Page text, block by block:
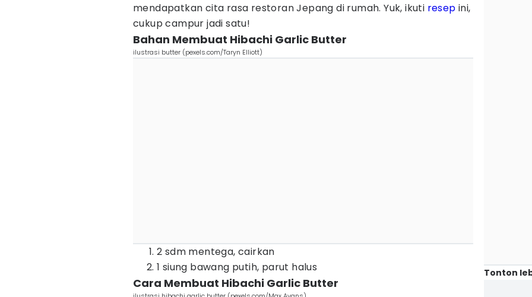
mendapatkan cita rasa restoran Jepang di rumah. Yuk, ikuti resep ini,
cukup campur jadi satu!
Bahan Membuat Hibachi Garlic Butter
ilustrasi butter (pexels.com/Taryn Elliott)
2 sdm mentega, cairkan
1 siung bawang putih, parut halus
Cara Membuat Hibachi Garlic Butter
Tonton